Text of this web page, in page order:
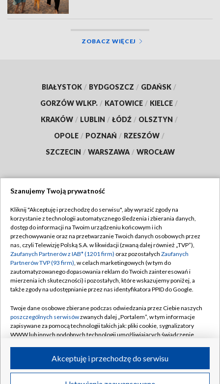
ZOBACZ WIĘCEJ
BIAŁYSTOK / BYDGOSZCZ / GDAŃSK /
GORZÓW WLKP. / KATOWICE / KIELCE /
KRAKÓW / LUBLIN / ŁÓDŹ / OLSZTYN /
OPOLE / POZNAŃ / RZESZÓW /
SZCZECIN / WARSZAWA / WROCŁAW
TVP
Abonament TVP
Emisja w TVP
Centrum informacji TVP
Naziemna Telewizja Cyfrowa
Rada Programowa
System NOS
Informacje o nadawcy
Program dla prasy
Regulamin TVP
Polityka prywatności
Moje zgody
Pomoc
Kontakt
Kanały
©2026 Telewizja Polska S.A. w likwidacji
Szanujemy Twoją prywatność
Kliknij "Akceptuję i przechodzę do serwisu", aby wyrazić zgody na
korzystanie z technologii automatycznego śledzenia i zbierania danych,
dostęp do informacji na Twoim urządzeniu końcowym i ich
przechowywanie oraz na przetwarzanie Twoich danych osobowych przez
nas, czyli Telewizję Polską S.A. w likwidacji (zwaną dalej również „TVP”),
Zaufanych Partnerów z IAB* (1201 firm) oraz pozostałych Zaufanych
Partnerów TVP (93 firm), w celach marketingowych (w tym do
zautomatyzowanego dopasowania reklam do Twoich zainteresowań i
mierzenia ich skuteczności) i pozostałych, które wskazujemy poniżej, a
także zgody na udostępnianie przez nas identyfikatora PPID do Google.
Twoje dane osobowe zbierane podczas odwiedzania przez Ciebie naszych
poszczególnych serwisówzwanych dalej „Portalem”, w tym informacje
zapisywane za pomocą technologii takich jak: pliki cookie, sygnalizatory
WWW lub innych podobnych technologii umożliwiających świadczenie
ruchu w Internecie.
Twoje dane osobowe zbierane podczas odwiedzania przez Ciebie
Akceptuję i przechodzę do serwisu